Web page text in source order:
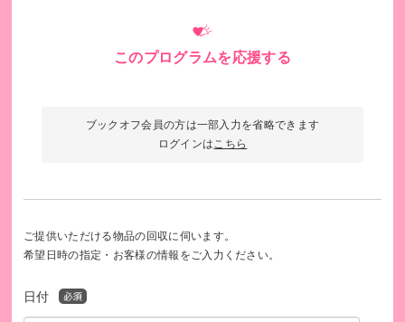
このプログラムを応援する
ブックオフ会員の方は一部入力を省略できます
ログインはこちら
ご提供いただける物品の回収に伺います。
希望日時の指定・お客様の情報をご入力ください。
日付